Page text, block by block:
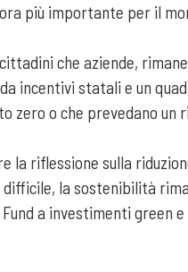
più importante per il
che aziende,
incentivi statali e un
zero o che prevedano un
riflessione sulla
la sostenibilità
a investimenti green